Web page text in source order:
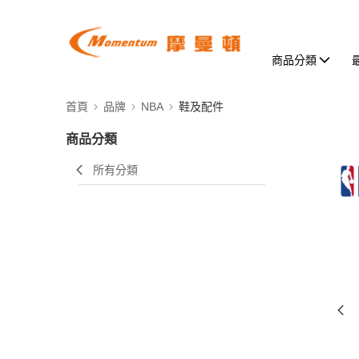
商品分類
首頁 品牌 NBA 鞋及配件
商品分類
所有分類